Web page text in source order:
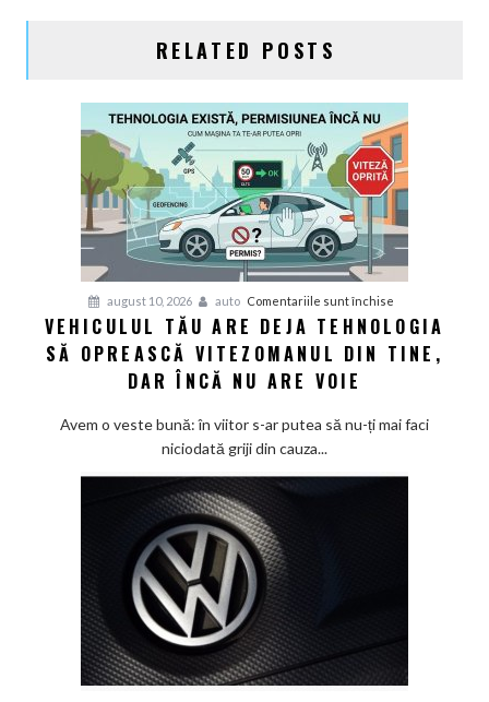
RELATED POSTS
august 10, 2026 auto Comentariile sunt închise
Vehiculul
tău
tehnologia
VEHICULUL TĂU ARE DEJA TEHNOLOGIA
SĂ OPREASCĂ VITEZOMANUL DIN TINE,
DAR ÎNCĂ NU ARE VOIE
Avem o veste bună: în viitor s-ar putea să nu-ți mai faci
niciodată griji din cauza...